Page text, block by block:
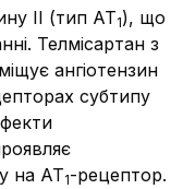
ІІ (тип АТ1), що
Телмісартан з
ангіотензин
субтипу
на АТ1-рецептор.